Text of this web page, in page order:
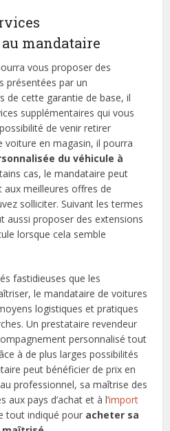
mandataire
vous proposer des
présentées par un
de cette garantie de base, il
supplémentaires qui vous
de venir retirer
en magasin, il pourra
du véhicule à
cas, le mandataire peut
meilleures offres de
solliciter. Suivant les termes
aussi proposer des extensions
lorsque cela semble
fastidieuses que les
le mandataire de voitures
logistiques et pratiques
Un prestataire revendeur
personnalisé tout
à de plus larges possibilités
peut bénéficier de prix en
professionnel, sa maîtrise des
pays d’achat et à l’import
tout indiqué pour acheter sa